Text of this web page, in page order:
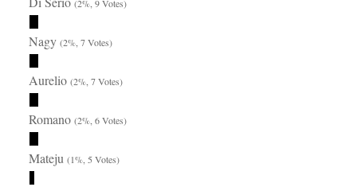
(2%, 9 Votes)
Nagy(2%, 7 Votes)
Aurelio(2%, 7 Votes)
Romano(2%, 6 Votes)
Mateju(1%, 5 Votes)